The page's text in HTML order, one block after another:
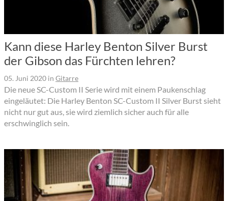
Kann diese Harley Benton Silver Burst
der Gibson das Fürchten lehren?
05. Juni 2020 in Gitarre
Die neue SC-Custom II Serie wird mit einem Paukenschlag
eingeläutet: Die Harley Benton SC-Custom II Silver Burst sieht
nicht nur gut aus, sie wird ziemlich sicher auch für alle
erschwinglich sein.